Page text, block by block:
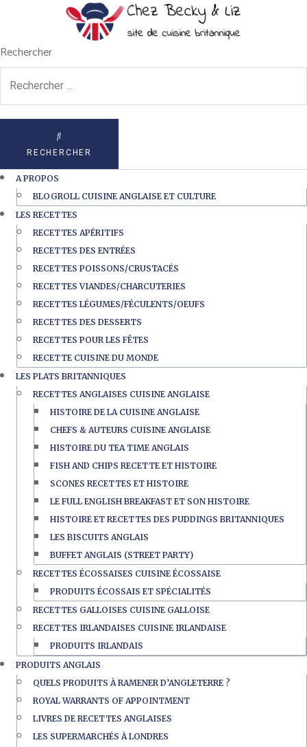
Rechercher
RECHERCHER
A PROPOS
BLOGROLL CUISINE ANGLAISE ET CULTURE
LES RECETTES
RECETTES APÉRITIFS
RECETTES DES ENTRÉES
RECETTES POISSONS/CRUSTACÉS
RECETTES VIANDES/CHARCUTERIES
RECETTES LÉGUMES/FÉCULENTS/OEUFS
RECETTES DES DESSERTS
RECETTES POUR LES FÊTES
RECETTE CUISINE DU MONDE
LES PLATS BRITANNIQUES
RECETTES ANGLAISES CUISINE ANGLAISE
HISTOIRE DE LA CUISINE ANGLAISE
CHEFS & AUTEURS CUISINE ANGLAISE
HISTOIRE DU TEA TIME ANGLAIS
FISH AND CHIPS RECETTE ET HISTOIRE
SCONES RECETTES ET HISTOIRE
LE FULL ENGLISH BREAKFAST ET SON HISTOIRE
HISTOIRE ET RECETTES DES PUDDINGS BRITANNIQUES
LES BISCUITS ANGLAIS
BUFFET ANGLAIS (STREET PARTY)
RECETTES ÉCOSSAISES CUISINE ÉCOSSAISE
PRODUITS ÉCOSSAIS ET SPÉCIALITÉS
RECETTES GALLOISES CUISINE GALLOISE
RECETTES IRLANDAISES CUISINE IRLANDAISE
PRODUITS IRLANDAIS
PRODUITS ANGLAIS
QUELS PRODUITS À RAMENER D’ANGLETERRE ?
ROYAL WARRANTS OF APPOINTMENT
LIVRES DE RECETTES ANGLAISES
LES SUPERMARCHÉS À LONDRES